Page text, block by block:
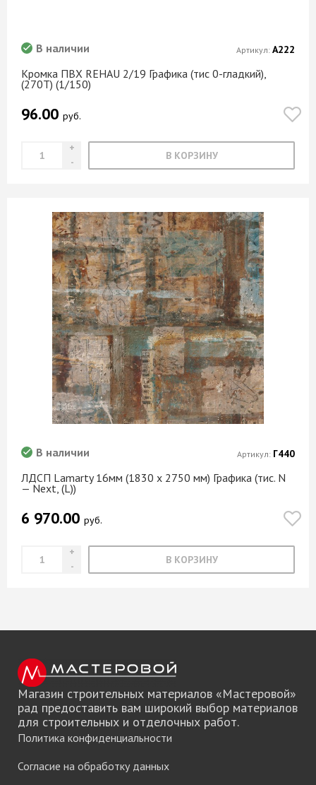
Кромка ПВХ REHAU 2/19 Графика (тис 0-гладкий),
(270T) (1/150)
В наличии
96.00 руб.
В КОРЗИНУ
Артикул: А222
ЛДСП Lamarty 16мм (1830 х 2750 мм) Графика (тис. N
— Next, (L))
В наличии
6 970.00 руб.
В КОРЗИНУ
Артикул: Г440
Магазин строительных материалов «Мастеровой»
рад предоставить вам широкий выбор материалов
для строительных и отделочных работ.
Политика конфиденциальности
Согласие на обработку данных